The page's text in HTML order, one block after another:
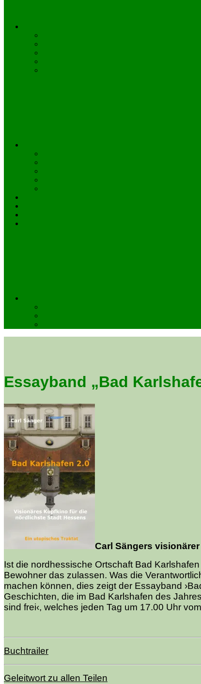
Essayband „Bad
Carl Sängers
Ist die nordhessische Ortschaft Bad
Bewohner das zulassen. Was die
machen können, dies zeigt der Essayband
Geschichten, die im Bad Karlshafen des
sind frei‹, welches jeden Tag um 17.00 Uhr
Buchtrailer
Geleitwort zu allen Teilen